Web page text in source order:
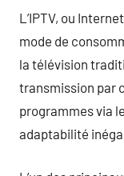
L’IPTV, ou
mode de
la télévision
transmission par
programmes via
adaptabilité